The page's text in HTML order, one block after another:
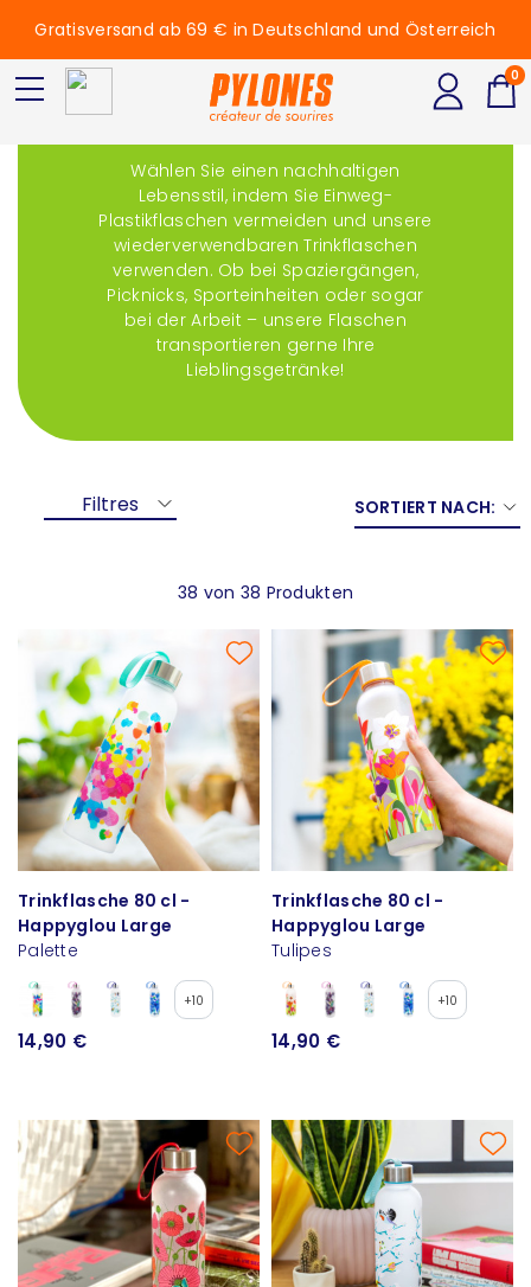
Trinkflasche
Wählen Sie einen nachhaltigen
Lebensstil, indem Sie Einweg-
Plastikflaschen vermeiden und unsere
wiederverwendbaren Trinkflaschen
verwenden. Ob bei Spaziergängen,
Picknicks, Sporteinheiten oder sogar
bei der Arbeit – unsere Flaschen
transportieren gerne Ihre
Lieblingsgetränke!
Filtres SORTIERT NACH:
38 von 38 Produkten
Trinkflasche 80 cl -
Happyglou Large
Palette
+10
14,90 €
Trinkflasche 80 cl -
Happyglou Large
Tulipes
+10
14,90 €
Gratisversand ab 69 € in Deutschland und Österreich
0